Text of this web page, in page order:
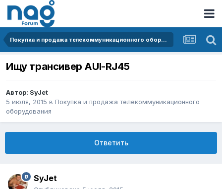
Покупка и продажа телекоммуникационного оборудования
Ищу трансивер AUI-RJ45
Автор: SyJet
5 июля, 2015 в Покупка и продажа телекоммуникационного
оборудования
Ответить
SyJet